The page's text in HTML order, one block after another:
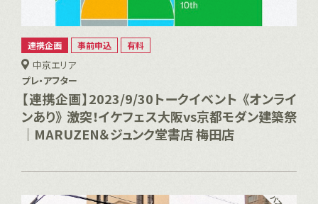
連携企画 事前申込 有料
中京エリア
プレ・アフター
【連携企画】2023/9/30トークイベント 《オンライ
ンあり》 激突！イケフェス大阪vs京都モダン建築祭
｜MARUZEN＆ジュンク堂書店 梅田店